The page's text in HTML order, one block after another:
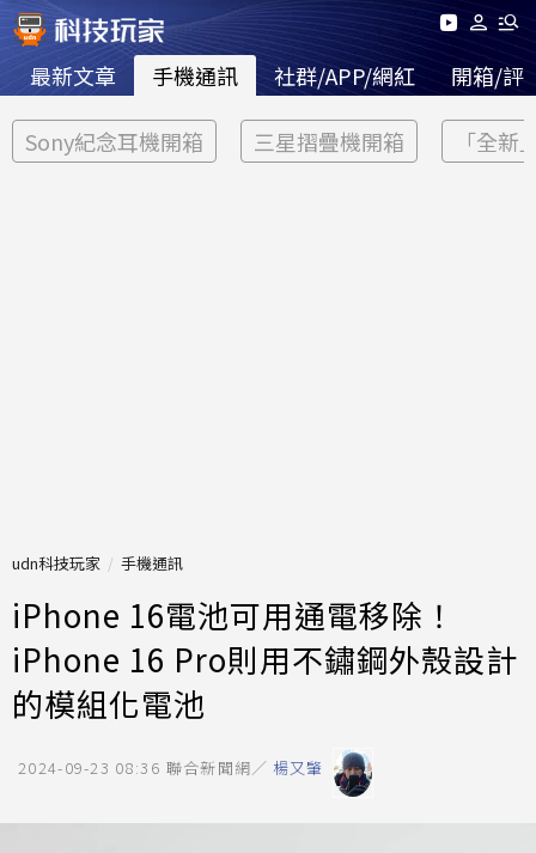
最新文章 手機通訊 社群/APP/網紅 開箱/評
Sony紀念耳機開箱 三星摺疊機開箱 「全新
udn科技玩家 手機通訊
iPhone 16電池可用通電移除！
iPhone 16 Pro則用不鏽鋼外殼設計
的模組化電池
2024-09-23 08:36 聯合新聞網／ 楊又肇